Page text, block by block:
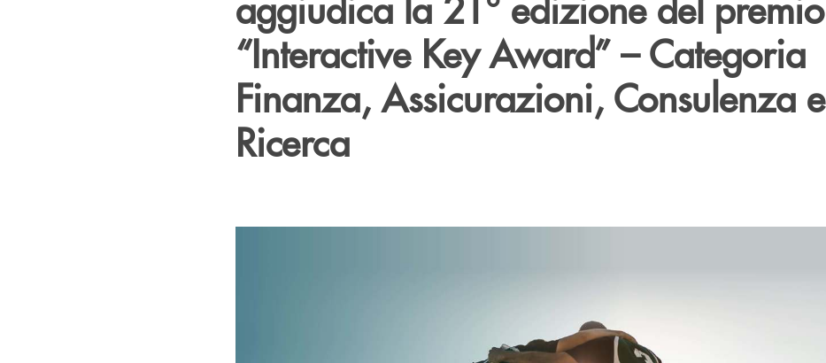
“Interactive Key Award” – Categoria
Finanza, Assicurazioni, Consulenza e
Ricerca